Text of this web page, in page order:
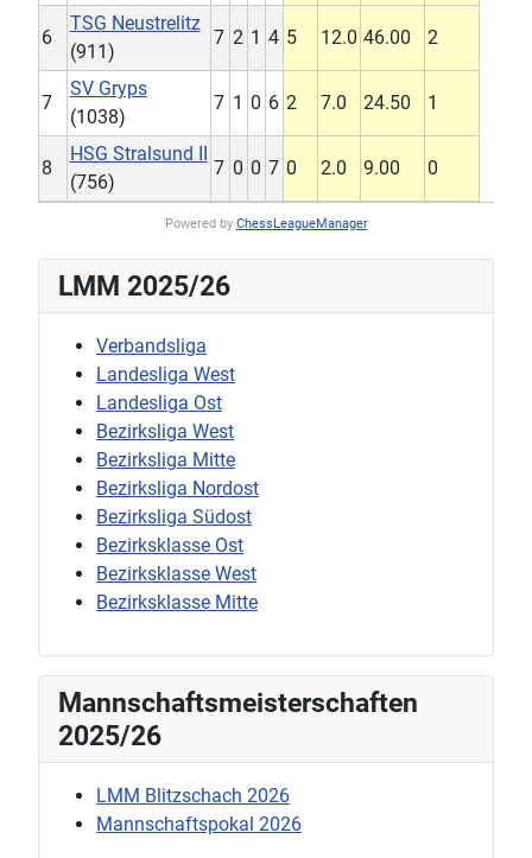
6
TSG Neustrelitz
(911)
7 2 1 4 5 12.0 46.00 2
7
SV Gryps
(1038)
7 1 0 6 2 7.0 24.50 1
8
HSG Stralsund II
(756)
7 0 0 7 0 2.0 9.00 0
Powered by ChessLeagueManager
LMM 2025/26
Verbandsliga
Landesliga West
Landesliga Ost
Bezirksliga West
Bezirksliga Mitte
Bezirksliga Nordost
Bezirksliga Südost
Bezirksklasse Ost
Bezirksklasse West
Bezirksklasse Mitte
Mannschaftsmeisterschaften
2025/26
LMM Blitzschach 2026
Mannschaftspokal 2026